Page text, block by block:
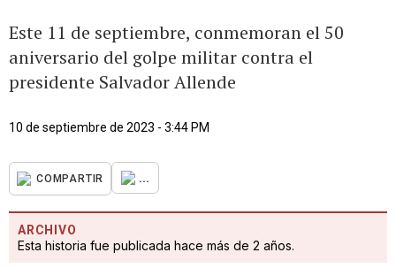
Este 11 de septiembre, conmemoran el 50
aniversario del golpe militar contra el
presidente Salvador Allende
10 de septiembre de 2023 - 3:44 PM
COMPARTIR ...
ARCHIVO
Esta historia fue publicada hace más de 2 años.